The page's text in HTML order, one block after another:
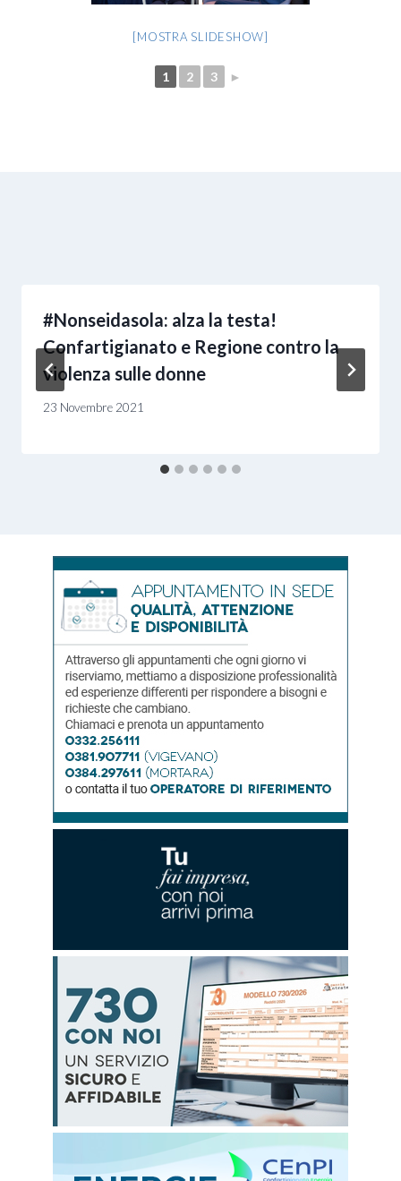
[MOSTRA SLIDESHOW]
1 2 3 ►
#Nonseidasola: alza la testa!
Confartigianato e Regione contro la
violenza sulle donne
23 Novembre 2021